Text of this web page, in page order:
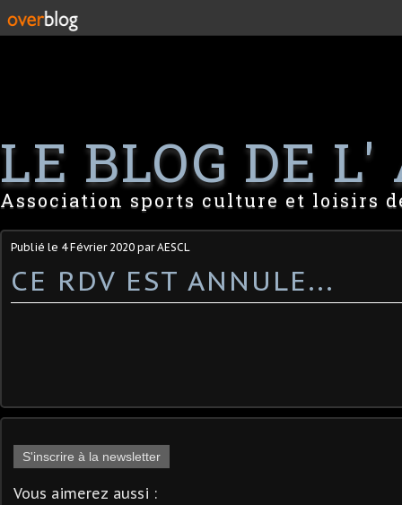
LE BLOG DE L'
Association sports culture et loisirs
Publié le 4 Février 2020 par AESCL
CE RDV EST ANNULE...
S'inscrire à la newsletter
Vous aimerez aussi :